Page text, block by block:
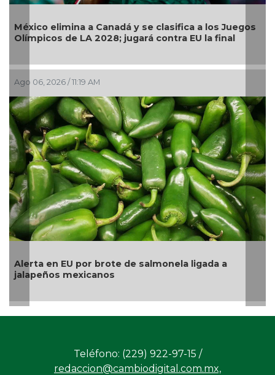
Llama Gobierno Municipal a la sana convivencia:
continuarán operativos “Cero Alcohol” en vía
pública
Ago 05, 2026 / 2:56 PM
La UNAM analiza sanción de hasta 20 millones de
pesos a Territorium Life
Teléfono: (229) 922-97-15 /
redaccion@cambiodigital.com.mx,